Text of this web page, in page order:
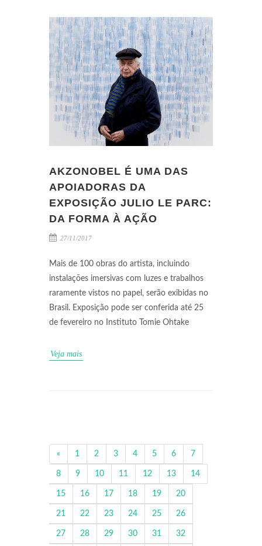
AKZONOBEL É UMA DAS
APOIADORAS DA
EXPOSIÇÃO JULIO LE PARC:
DA FORMA À AÇÃO
27/11/2017
Mais de 100 obras do artista, incluindo
instalações imersivas com luzes e trabalhos
raramente vistos no papel, serão exibidas no
Brasil. Exposição pode ser conferida até 25
de fevereiro no Instituto Tomie Ohtake
Veja mais
« 1 2 3 4 5 6 7
8 9 10 11 12 13 14
15 16 17 18 19 20
21 22 23 24 25 26
27 28 29 30 31 32